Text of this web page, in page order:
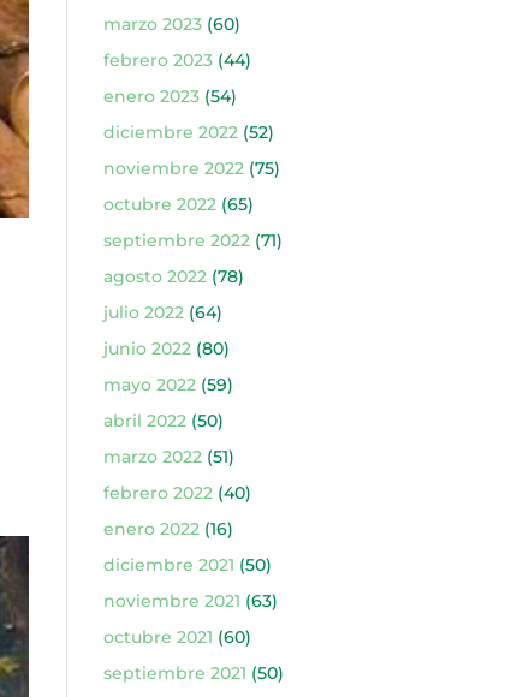
marzo 2023(60)
febrero 2023(44)
enero 2023(54)
diciembre 2022(52)
noviembre 2022(75)
octubre 2022(65)
septiembre 2022(71)
agosto 2022(78)
julio 2022(64)
junio 2022(80)
mayo 2022(59)
abril 2022(50)
marzo 2022(51)
febrero 2022(40)
enero 2022(16)
diciembre 2021 (50)
noviembre 2021 (63)
octubre 2021 (60)
septiembre 2021 (50)